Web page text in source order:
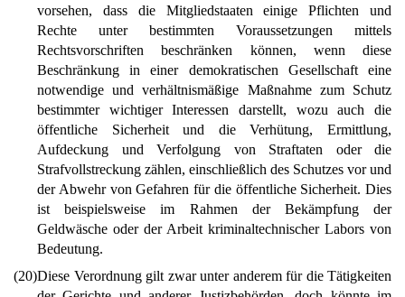
vorsehen, dass die Mitgliedstaaten einige Pflichten und
Rechte unter bestimmten Voraussetzungen mittels
Rechtsvorschriften beschränken können, wenn diese
Beschränkung in einer demokratischen Gesellschaft eine
notwendige und verhältnismäßige Maßnahme zum Schutz
bestimmter wichtiger Interessen darstellt, wozu auch die
öffentliche Sicherheit und die Verhütung, Ermittlung,
Aufdeckung und Verfolgung von Straftaten oder die
Strafvollstreckung zählen, einschließlich des Schutzes vor und
der Abwehr von Gefahren für die öffentliche Sicherheit. Dies
ist beispielsweise im Rahmen der Bekämpfung der
Geldwäsche oder der Arbeit kriminaltechnischer Labors von
Bedeutung.
(20)Diese Verordnung gilt zwar unter anderem für die Tätigkeiten